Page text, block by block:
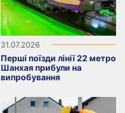
31.07.2026
Перші поїзди лінії 22 метро
Шанхая прибули на
випробування